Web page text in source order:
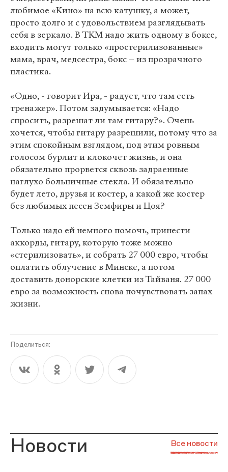
любимое «Кино» на всю катушку, а может,
просто долго и с удовольствием разглядывать
себя в зеркало. В ТКМ надо жить одному в боксе,
входить могут только «простерилизованные»
мама, врач, медсестра, бокс – из прозрачного
пластика.
«Одно, - говорит Ира, - радует, что там есть
тренажер». Потом задумывается: «Надо
спросить, разрешат ли там гитару?». Очень
хочется, чтобы гитару разрешили, потому что за
этим спокойным взглядом, под этим ровным
голосом бурлит и клокочет жизнь, и она
обязательно прорвется сквозь задраенные
наглухо больничные стекла. И обязательно
будет лето, друзья и костер, а какой же костер
без любимых песен Земфиры и Цоя?
Только надо ей немного помочь, принести
аккорды, гитару, которую тоже можно
«стерилизовать», и собрать 27 000 евро, чтобы
оплатить облучение в Минске, а потом
доставить донорские клетки из Тайваня. 27 000
евро за возможность снова почувствовать запах
жизни.
Поделиться:
Новости Все новости